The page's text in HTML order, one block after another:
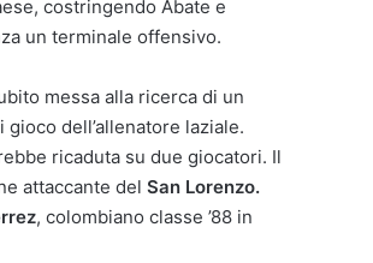
costringendo Abate e
un terminale offensivo.
messa alla ricerca di un
dell’allenatore laziale.
ricaduta su due giocatori. Il
attaccante del San Lorenzo.
, colombiano classe ’88 in